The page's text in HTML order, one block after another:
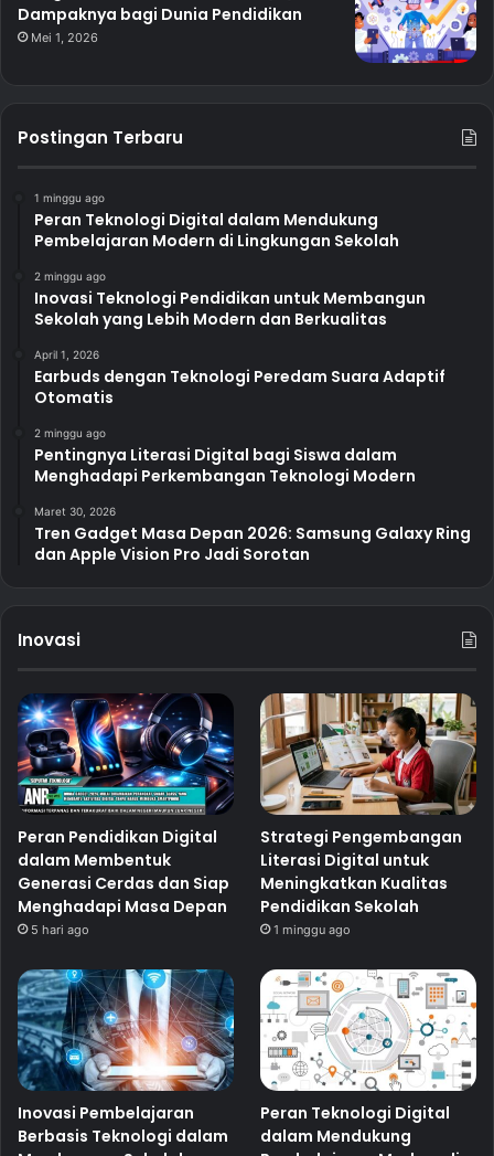
Dampaknya bagi Dunia Pendidikan
Mei 1, 2026
Postingan Terbaru
1 minggu ago
Peran Teknologi Digital dalam Mendukung
Pembelajaran Modern di Lingkungan Sekolah
2 minggu ago
Inovasi Teknologi Pendidikan untuk Membangun
Sekolah yang Lebih Modern dan Berkualitas
April 1, 2026
Earbuds dengan Teknologi Peredam Suara Adaptif
Otomatis
2 minggu ago
Pentingnya Literasi Digital bagi Siswa dalam
Menghadapi Perkembangan Teknologi Modern
Maret 30, 2026
Tren Gadget Masa Depan 2026: Samsung Galaxy Ring
dan Apple Vision Pro Jadi Sorotan
Inovasi
Peran Pendidikan Digital
dalam Membentuk
Generasi Cerdas dan Siap
Menghadapi Masa Depan
5 hari ago
Strategi Pengembangan
Literasi Digital untuk
Meningkatkan Kualitas
Pendidikan Sekolah
1 minggu ago
Inovasi Pembelajaran
Berbasis Teknologi dalam
Peran Teknologi Digital
dalam Mendukung